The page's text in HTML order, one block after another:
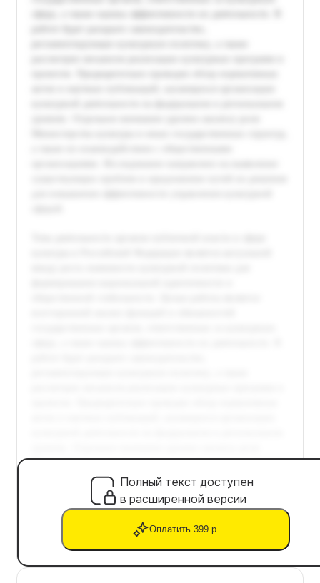
Полный текст доступен
в расширенной версии
Оплатить 399 р.